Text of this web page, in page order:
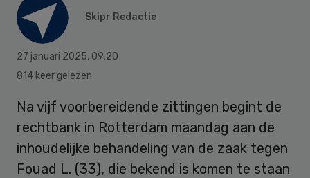
Skipr Redactie
27 januari 2025, 09:20
814 keer gelezen
Na vijf voorbereidende zittingen begint de
rechtbank in Rotterdam maandag aan de
inhoudelijke behandeling van de zaak tegen
Fouad L. (33), die bekend is komen te staan